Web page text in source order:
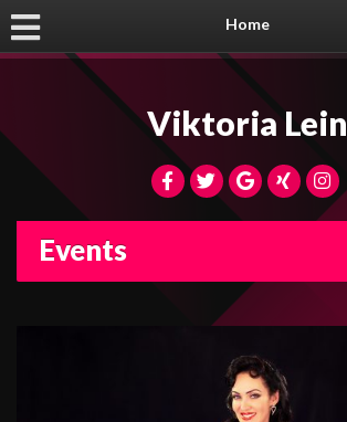
Home
Viktoria Lein
Events